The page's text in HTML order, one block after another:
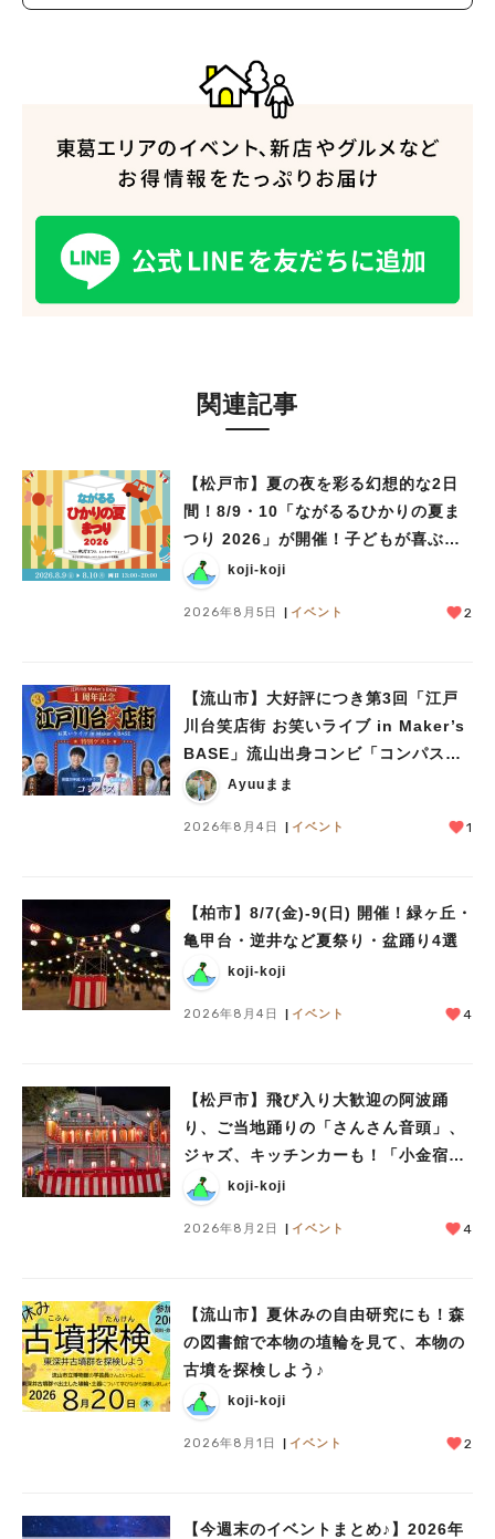
関連記事
【松戸市】夏の夜を彩る幻想的な2日
間！8/9・10「ながるるひかりの夏ま
つり 2026」が開催！子どもが喜ぶワ
ークショップや限定ヒーローショーも
koji-koji
2026年8月5日 イベント 2
【流山市】大好評につき第3回「江戸
川台笑店街 お笑いライブ in Maker’s
BASE」流山出身コンビ「コンパス」
も登場！8/23（日）
Ayuuまま
2026年8月4日 イベント 1
【柏市】8/7(金)‐9(日) 開催！緑ヶ丘・
亀甲台・逆井など夏祭り・盆踊り4選
koji-koji
2026年8月4日 イベント 4
【松戸市】飛び入り大歓迎の阿波踊
り、ご当地踊りの「さんさん音頭」、
ジャズ、キッチンカーも！「小金宿ま
つり」8/28-30開催！
koji-koji
2026年8月2日 イベント 4
【流山市】夏休みの自由研究にも！森
の図書館で本物の埴輪を見て、本物の
古墳を探検しよう♪
koji-koji
2026年8月1日 イベント 2
【今週末のイベントまとめ♪】2026年
人気のキーワード
#教えたい/こんなの見つけた